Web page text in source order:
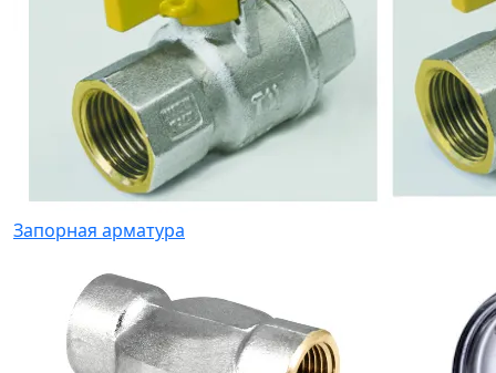
Запорная арматура